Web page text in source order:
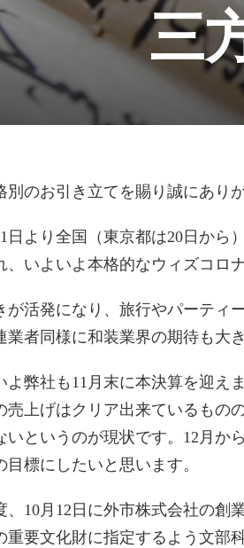
三
別のお引き立てを賜り誠にあり
日より全国（東京都は20日から
、いよいよ本格的なウィズコロ
が活発になり、旅行やパーティ
業者同様に和装業界の期待も大
弊社も11月末に本決算を迎え
売上げはクリア出来ているもの
いというのが現状です。12月か
目標にしたいと思います。
10月12日に外市株式会社の創
重要文化財に指定するよう文部